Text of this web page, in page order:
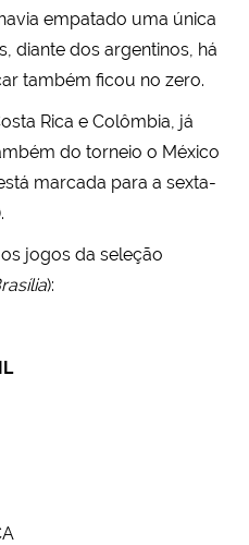
empatado uma única
diante dos argentinos, há
também ficou no zero.
Rica e Colômbia, já
do torneio o México
marcada para a sexta-
jogos da seleção
):